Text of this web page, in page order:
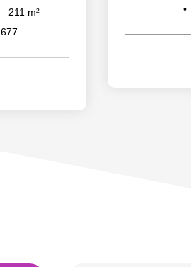
211 m²
677